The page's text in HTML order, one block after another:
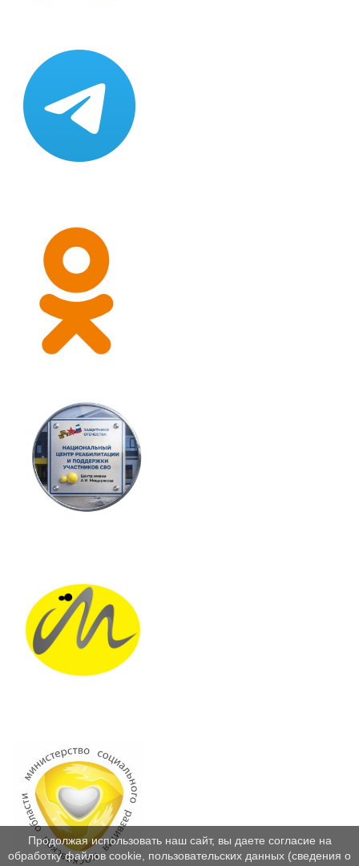
Продолжая использовать наш сайт, вы даете согласие на
обработку файлов cookie, пользовательских данных (сведения о